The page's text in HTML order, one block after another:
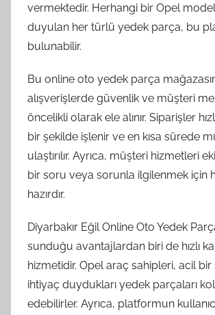
vermektedir. Herhangi bir Opel
duyulan her türlü yedek parça, bu
bulunabilir.
Bu online oto yedek parça
alışverişlerde güvenlik ve müşteri
öncelikli olarak ele alınır. Siparişler
bir şekilde işlenir ve en kısa sürede
ulaştırılır. Ayrıca, müşteri hizmetleri
bir soru veya sorunla ilgilenmek için
hazırdır.
Diyarbakır Eğil Online Oto Yedek
sunduğu avantajlardan biri de hızlı
hizmetidir. Opel araç sahipleri, acil bir
ihtiyaç duydukları yedek parçaları
edebilirler. Ayrıca, platformun